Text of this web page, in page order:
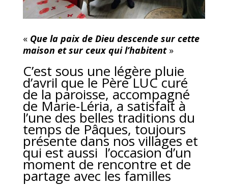
« Que la paix de Dieu descende sur cette
maison et sur ceux qui l’habitent »
C’est sous une légère pluie
d’avril que le Père LUC curé
de la paroisse, accompagné
de Marie-Léria, a satisfait à
l’une des belles traditions du
temps de Pâques, toujours
présente dans nos villages et
qui est aussi l’occasion d’un
moment de rencontre et de
partage avec les familles